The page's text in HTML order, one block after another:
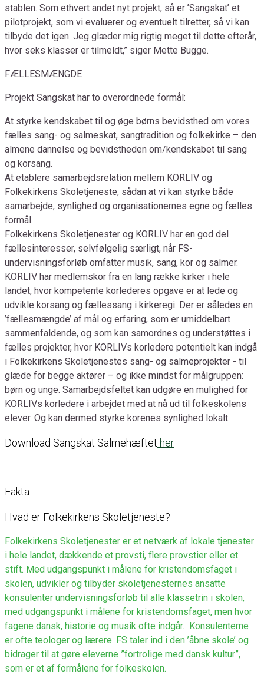
stablen. Som ethvert andet nyt projekt, så er ’Sangskat’ et
pilotprojekt, som vi evaluerer og eventuelt tilretter, så vi kan
tilbyde det igen. Jeg glæder mig rigtig meget til dette efterår,
hvor seks klasser er tilmeldt,” siger Mette Bugge.
FÆLLESMÆNGDE
Projekt Sangskat har to overordnede formål:
At styrke kendskabet til og øge børns bevidsthed om vores
fælles sang- og salmeskat, sangtradition og folkekirke – den
almene dannelse og bevidstheden om/kendskabet til sang
og korsang.
At etablere samarbejdsrelation mellem KORLIV og
Folkekirkens Skoletjeneste, sådan at vi kan styrke både
samarbejde, synlighed og organisationernes egne og fælles
formål.
Folkekirkens Skoletjenester og KORLIV har en god del
fællesinteresser, selvfølgelig særligt, når FS-
undervisningsforløb omfatter musik, sang, kor og salmer.
KORLIV har medlemskor fra en lang række kirker i hele
landet, hvor kompetente korlederes opgave er at lede og
udvikle korsang og fællessang i kirkeregi. Der er således en
’fællesmængde’ af mål og erfaring, som er umiddelbart
sammenfaldende, og som kan samordnes og understøttes i
fælles projekter, hvor KORLIVs korledere potentielt kan indgå
i Folkekirkens Skoletjenestes sang- og salmeprojekter - til
glæde for begge aktører – og ikke mindst for målgruppen:
børn og unge. Samarbejdsfeltet kan udgøre en mulighed for
KORLIVs korledere i arbejdet med at nå ud til folkeskolens
elever. Og kan dermed styrke korenes synlighed lokalt.
Download Sangskat Salmehæftet her
Fakta:
Hvad er Folkekirkens Skoletjeneste?
Folkekirkens Skoletjenester er et netværk af lokale tjenester
i hele landet, dækkende et provsti, flere provstier eller et
stift. Med udgangspunkt i målene for kristendomsfaget i
skolen, udvikler og tilbyder skoletjenesternes ansatte
konsulenter undervisningsforløb til alle klassetrin i skolen,
med udgangspunkt i målene for kristendomsfaget, men hvor
fagene dansk, historie og musik ofte indgår. Konsulenterne
er ofte teologer og lærere. FS taler ind i den ’åbne skole’ og
bidrager til at gøre eleverne ”fortrolige med dansk kultur”,
som er et af formålene for folkeskolen.